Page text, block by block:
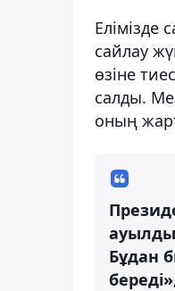
сайлау
өзіне
салды.
оның
Бұдан